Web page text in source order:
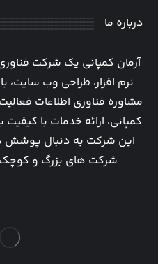
درباره ما
آرمان کمپانی یک شرکت
نرم افزار، طراحی وب سایت،
مشاوره فناوری اطلاعات
کمپانی، ارائه خدمات با
این شرکت به دنبال پوشش
شرکت های بزرگ و